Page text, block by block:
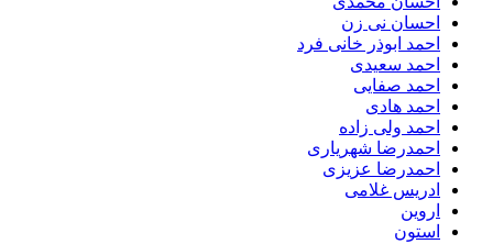
احسان نی زن
احمد ابوذر خانی فرد
احمد سعیدی
احمد صفایی
احمد هادی
احمد ولی زاده
احمدرضا شهریاری
احمدرضا عزیزی
ادریس غلامی
اروین
استون